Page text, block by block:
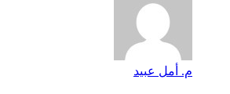
م. أمل عبيد